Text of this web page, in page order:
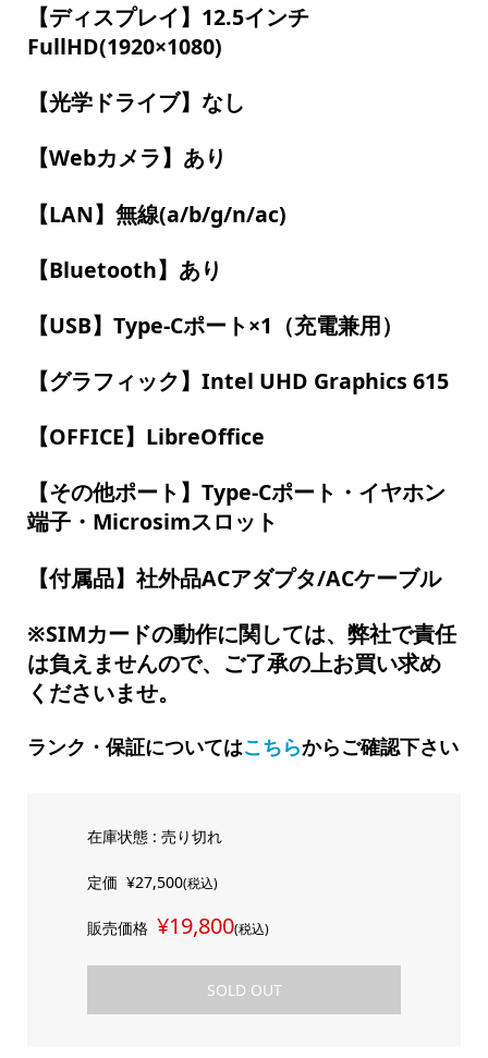
【ディスプレイ】12.5インチ
FullHD(1920×1080)
【光学ドライブ】なし
【Webカメラ】あり
【LAN】無線(a/b/g/n/ac)
【Bluetooth】あり
【USB】Type-Cポート×1（充電兼用）
【グラフィック】Intel UHD Graphics 615
【OFFICE】LibreOffice
【その他ポート】Type-Cポート・イヤホン
端子・Microsimスロット
【付属品】社外品ACアダプタ/ACケーブル
※SIMカードの動作に関しては、弊社で責任
は負えませんので、ご了承の上お買い求め
くださいませ。
ランク・保証についてはこちらからご確認下さい
在庫状態 : 売り切れ
定価 ¥27,500(税込)
販売価格 ¥19,800(税込)
SOLD OUT